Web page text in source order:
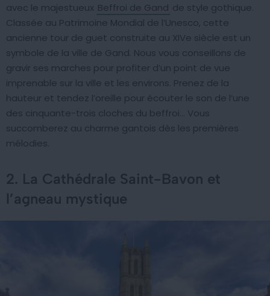
avec le majestueux Beffroi de Gand de style gothique.
Classée au Patrimoine Mondial de l’Unesco, cette
ancienne tour de guet construite au XIVe siècle est un
symbole de la ville de Gand. Nous vous conseillons de
gravir ses marches pour profiter d’un point de vue
imprenable sur la ville et les environs. Prenez de la
hauteur et tendez l’oreille pour écouter le son de l’une
des cinquante-trois cloches du beffroi… Vous
succomberez au charme gantois dès les premières
mélodies.
2. La Cathédrale Saint-Bavon et
l’agneau mystique